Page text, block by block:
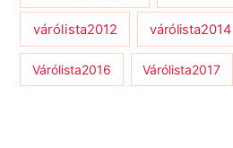
várólista2012 várólista2014
Várólista2016 Várólista2017